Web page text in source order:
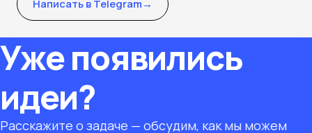
Написать в Telegram→
Уже появились
идеи?
Расскажите о задаче — обсудим, как мы можем